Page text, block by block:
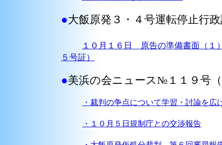
●大飯原発３・４号運転停止行
１０月１６日 原告の準備書面（１
５号証）
●美浜の会ニュース№１１９号（
・裁判の争点について学習・討論を
・１０月５日規制庁との交渉報告